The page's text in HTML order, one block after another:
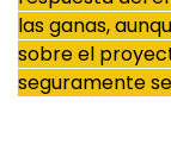
las ganas,
sobre el
seguramente